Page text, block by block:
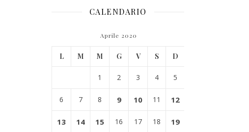
CALENDARIO
Aprile 2020
L M M G V S D
1 2 3 4 5
6 7 8 9 10 11 12
13 14 15 16 17 18 19